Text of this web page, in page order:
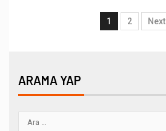
1 2 Next
ARAMA YAP